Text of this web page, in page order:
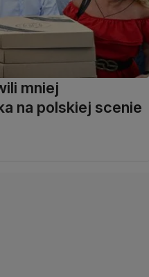
mniej
na polskiej scenie